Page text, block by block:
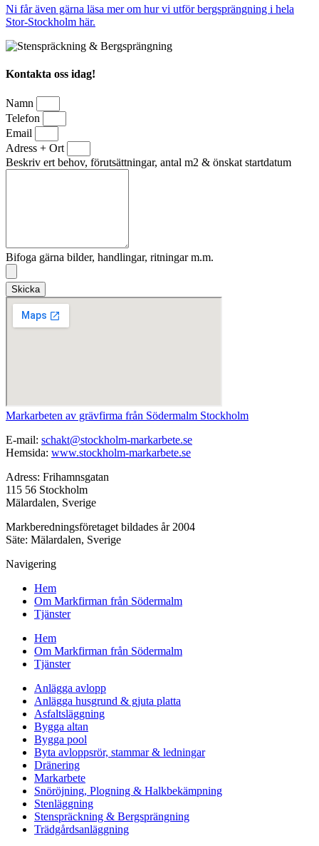
Ni får även gärna läsa mer om hur vi utför bergsprängning i hela
Stor-Stockholm här.
Kontakta oss idag!
Namn
Telefon
Email
Adress + Ort
Beskriv ert behov, förutsättningar, antal m2 & önskat startdatum
Bifoga gärna bilder, handlingar, ritningar m.m.
Skicka
Markarbeten av grävfirma från Södermalm Stockholm
E-mail: schakt@stockholm-markarbete.se
Hemsida: www.stockholm-markarbete.se
Adress: Frihamnsgatan
115 56 Stockholm
Mälardalen, Sverige
Markberedningsföretaget bildades år 2004
Säte: Mälardalen, Sverige
Navigering
Hem
Om Markfirman från Södermalm
Tjänster
Hem
Om Markfirman från Södermalm
Tjänster
Anlägga avlopp
Anlägga husgrund & gjuta platta
Asfaltsläggning
Bygga altan
Bygga pool
Byta avloppsrör, stammar & ledningar
Dränering
Markarbete
Snöröjning, Plogning & Halkbekämpning
Stenläggning
Stenspräckning & Bergsprängning
Trädgårdsanläggning